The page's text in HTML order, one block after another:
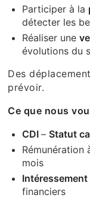
Participer à la
détecter les
Réaliser une
évolutions du
Des
prévoir.
Ce que nous
CDI– Statut
Rémunération
mois
Intéressement
financiers